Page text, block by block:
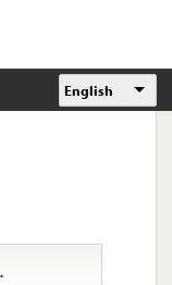
English